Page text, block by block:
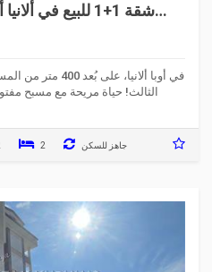
الثالث! حياة مريحة مع مسبح
2 جاهز للسكن